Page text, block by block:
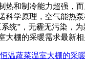
和制冷能力超强，
科学原理，空气能热
统”，无霾无污染，
棚的采暖需求最新相
温蔬菜温室大棚的采